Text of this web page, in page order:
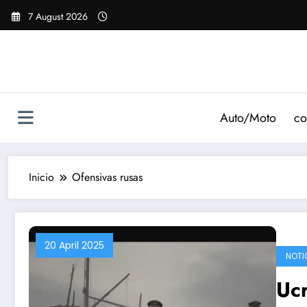
Saltar
7 August 2026
Auto/Moto
Inicio Ofensivas rusas
20 April 2025